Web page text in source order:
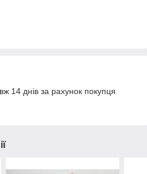
14 днів за рахунок покупця